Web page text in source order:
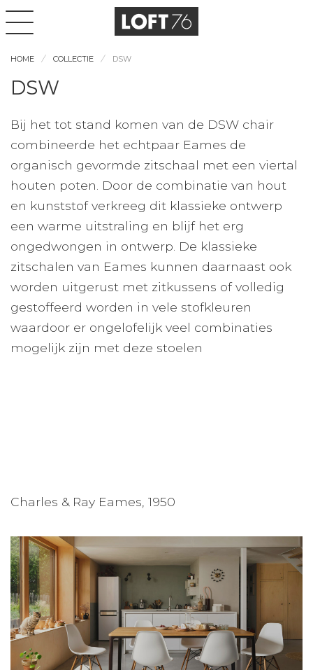
HOME COLLECTIE DSW
DSW
Bij het tot stand komen van de DSW chair
combineerde het echtpaar Eames de
organisch gevormde zitschaal met een viertal
houten poten. Door de combinatie van hout
en kunststof verkreeg dit klassieke ontwerp
een warme uitstraling en blijf het erg
ongedwongen in ontwerp. De klassieke
zitschalen van Eames kunnen daarnaast ook
worden uitgerust met zitkussens of volledig
gestoffeerd worden in vele stofkleuren
waardoor er ongelofelijk veel combinaties
mogelijk zijn met deze stoelen
Charles & Ray Eames, 1950